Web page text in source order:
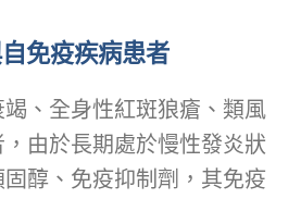
免疫疾病患者
、全身性紅斑狼瘡、類風
由於長期處於慢性發炎狀
醇、免疫抑制劑，其免疫